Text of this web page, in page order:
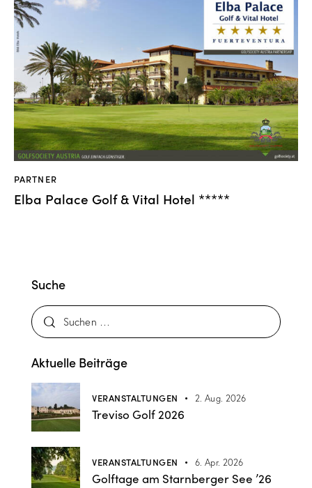
PARTNER
Elba Palace Golf & Vital Hotel *****
Suche
Aktuelle Beiträge
VERANSTALTUNGEN 2. Aug. 2026
Treviso Golf 2026
VERANSTALTUNGEN 6. Apr. 2026
Golftage am Starnberger See ’26